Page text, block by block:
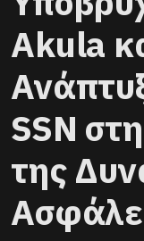
Akula
SSN
της